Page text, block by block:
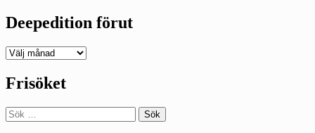
Deepedition förut
Deepedition
Frisöket
Sök
efter: